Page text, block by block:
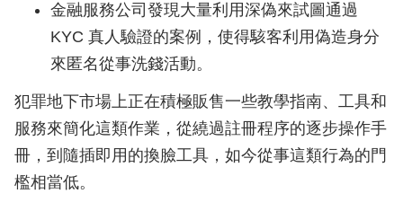
金融服務公司發現大量利用深偽來試圖通過
KYC 真人驗證的案例，使得駭客利用偽造身分
來匿名從事洗錢活動。
犯罪地下市場上正在積極販售一些教學指南、工具和
服務來簡化這類作業，從繞過註冊程序的逐步操作手
冊，到隨插即用的換臉工具，如今從事這類行為的門
檻相當低。